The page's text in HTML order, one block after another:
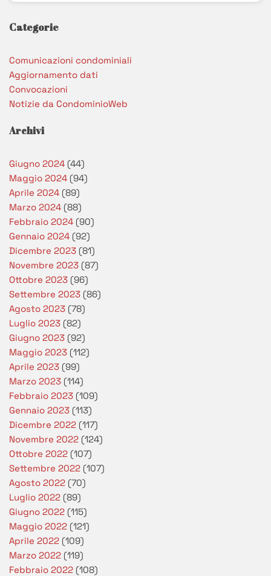
Categorie
Comunicazioni condominiali
Aggiornamento dati
Convocazioni
Notizie da CondominioWeb
Archivi
Giugno 2024 (44)
Maggio 2024 (94)
Aprile 2024 (89)
Marzo 2024 (88)
Febbraio 2024 (90)
Gennaio 2024 (92)
Dicembre 2023 (81)
Novembre 2023 (87)
Ottobre 2023 (96)
Settembre 2023 (86)
Agosto 2023 (78)
Luglio 2023 (82)
Giugno 2023 (92)
Maggio 2023 (112)
Aprile 2023 (99)
Marzo 2023 (114)
Febbraio 2023 (109)
Gennaio 2023 (113)
Dicembre 2022 (117)
Novembre 2022 (124)
Ottobre 2022 (107)
Settembre 2022 (107)
Agosto 2022 (70)
Luglio 2022 (89)
Giugno 2022 (115)
Maggio 2022 (121)
Aprile 2022 (109)
Marzo 2022 (119)
Febbraio 2022 (108)